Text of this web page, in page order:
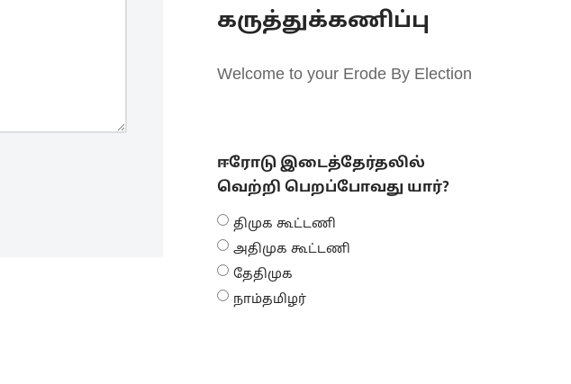
கருத்துக்கணிப்பு
Welcome to your Erode By Election
ஈரோடு இடைத்தேர்தலில்
வெற்றி பெறப்போவது யார்?
திமுக கூட்டணி
அதிமுக கூட்டணி
தேதிமுக
நாம்தமிழர்